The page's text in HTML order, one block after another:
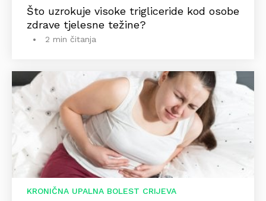
Što uzrokuje visoke trigliceride kod osobe
zdrave tjelesne težine?
2 min čitanja
KRONIČNA UPALNA BOLEST CRIJEVA